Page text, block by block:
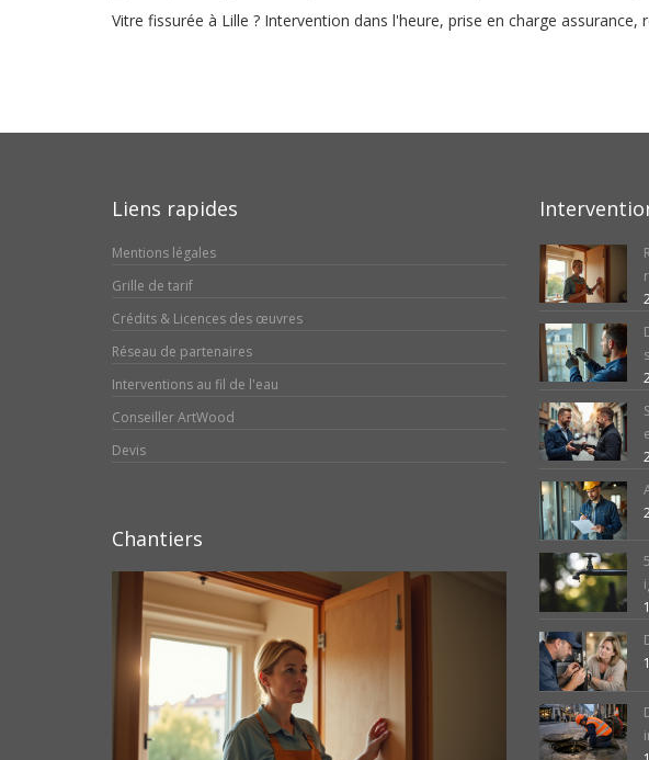
Vitre fissurée à Lille ? Intervention dans l'heure, prise en charge
Liens rapides
Mentions légales
Grille de tarif
Crédits & Licences des œuvres
Réseau de partenaires
Interventions au fil de l'eau
Conseiller ArtWood
Devis
Chantiers